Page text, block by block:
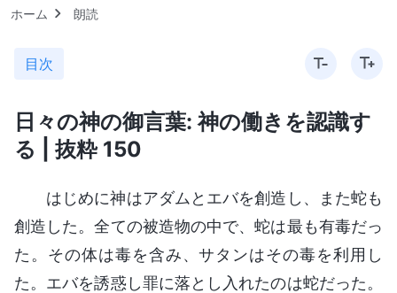
ホーム 朗読
目次
日々の神の御言葉: 神の働きを認識す
る | 抜粋 150
はじめに神はアダムとエバを創造し、また蛇も
創造した。全ての被造物の中で、蛇は最も有毒だっ
た。その体は毒を含み、サタンはその毒を利用し
た。エバを誘惑し罪に落とし入れたのは蛇だった。